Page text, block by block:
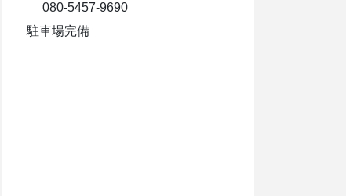
080-5457-9690
駐車場完備